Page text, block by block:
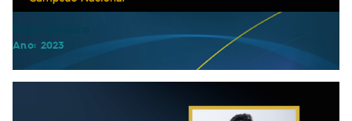
João Freitas
Ano: 2023